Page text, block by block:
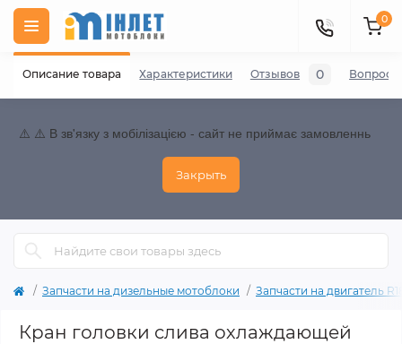
⚠️ ⚠️ В зв'язку з мобілізацією - сайт не приймає замовленнь
Закрыть
0
Запчасти на дизельные мотоблоки Запчасти на двигатель
Кран головки слива охлаждающей
Описание товара Характеристики Отзывов 0 Вопросы